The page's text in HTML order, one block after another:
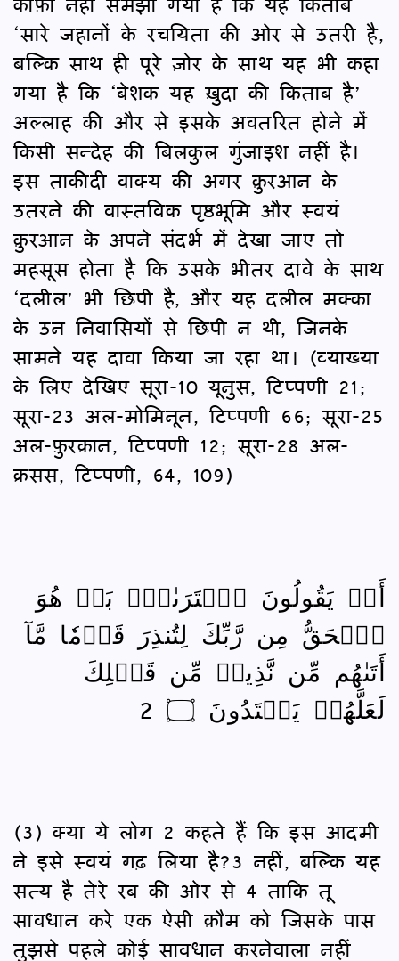
‘सारे जहानों के रचयिता की ओर से उतरी है,
बल्कि साथ ही पूरे ज़ोर के साथ यह भी कहा
गया है कि ‘बेशक यह ख़ुदा की किताब है’
अल्लाह की और से इसके अवतरित होने में
किसी सन्देह की बिलकुल गुंजाइश नहीं है।
इस ताकीदी वाक्य की अगर क़ुरआन के
उतरने की वास्तविक पृष्ठभूमि और स्वयं
क़ुरआन के अपने संदर्भ में देखा जाए तो
महसूस होता है कि उसके भीतर दावे के साथ
‘दलील’ भी छिपी है, और यह दलील मक्का
के उन निवासियों से छिपी न थी, जिनके
सामने यह दावा किया जा रहा था। (व्याख्या
के लिए देखिए सूरा-10 यूनुस, टिप्पणी 21;
सूरा-23 अल-मोमिनून, टिप्पणी 66; सूरा-25
अल-फ़ुरक़ान, टिप्पणी 12; सूरा-28 अल-
क्रसस, टिप्पणी, 64, 109)
أَمۡ يَقُولُونَ ٱفۡتَرَىٰهُۚ بَلۡ هُوَ
ٱلۡحَقُّ مِن رَّبِّكَ لِتُنذِرَ قَوۡمٗا مَّآ
أَتَىٰهُم مِّن نَّذِيرٖ مِّن قَبۡلِكَ
لَعَلَّهُمۡ يَهۡتَدُونَ ۝ 2
(3) क्या ये लोग 2 कहते हैं कि इस आदमी
ने इसे स्वयं गढ़ लिया है?3 नहीं, बल्कि यह
सत्य है तेरे रब की ओर से 4 ताकि तू
सावधान करे एक ऐसी क़ौम को जिसके पास
तुझसे पहले कोई सावधान करनेवाला नहीं